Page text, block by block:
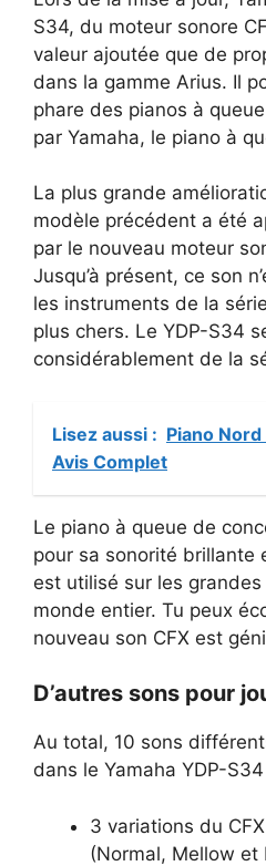
S34, du moteur sonore
valeur ajoutée que de
dans la gamme Arius. Il
phare des pianos à
par Yamaha, le piano à
La plus grande
modèle précédent a été
par le nouveau moteur
Jusqu’à présent, ce son
les instruments de la
plus chers. Le YDP-S34
considérablement de la
Lisez aussi : Piano
Avis Complet
Le piano à queue de
pour sa sonorité brillante
est utilisé sur les
monde entier. Tu peux
nouveau son CFX est
D’autres sons pour
Au total, 10 sons
dans le Yamaha YDP-
3 variations du
(Normal, Mellow et